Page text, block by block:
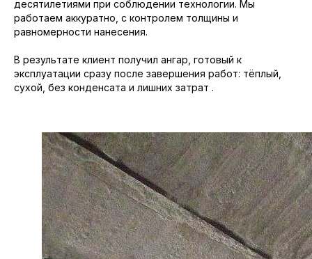
десятилетиями при соблюдении технологии. Мы
работаем аккуратно, с контролем толщины и
равномерности нанесения.
В результате клиент получил ангар, готовый к
эксплуатации сразу после завершения работ: тёплый,
сухой, без конденсата и лишних затрат .